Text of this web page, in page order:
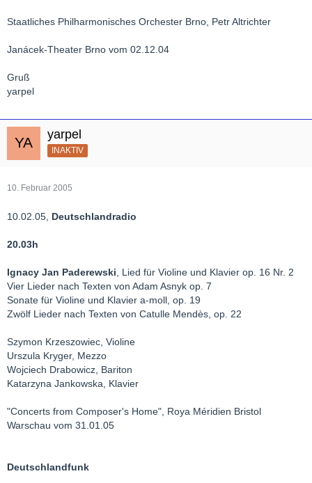
Staatliches Philharmonisches Orchester Brno, Petr Altrichter
Janácek-Theater Brno vom 02.12.04
Gruß
yarpel
yarpel
INAKTIV
10. Februar 2005
10.02.05, Deutschlandradio
20.03h
Ignacy Jan Paderewski , Lied für Violine und Klavier op. 16 Nr. 2
Vier Lieder nach Texten von Adam Asnyk op. 7
Sonate für Violine und Klavier a-moll, op. 19
Zwölf Lieder nach Texten von Catulle Mendès, op. 22
Szymon Krzeszowiec, Violine
Urszula Kryger, Mezzo
Wojciech Drabowicz, Bariton
Katarzyna Jankowska, Klavier
"Concerts from Composer's Home", Roya Méridien Bristol
Warschau vom 31.01.05
Deutschlandfunk